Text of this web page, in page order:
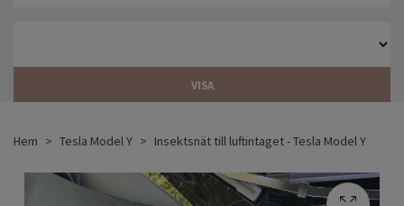
VISA
Hem Tesla Model Y Insektsnät till luftintaget - Tesla Model Y